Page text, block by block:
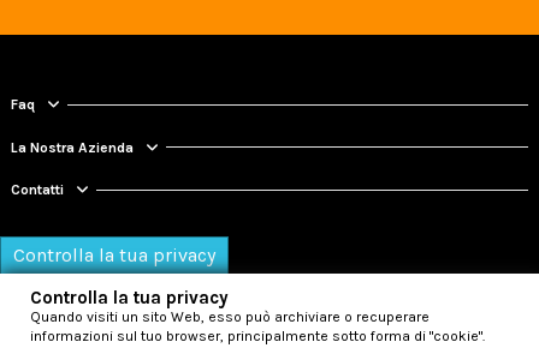
Faq
La Nostra Azienda
Contatti
Controlla la tua privacy
Controlla la tua privacy
Quando visiti un sito Web, esso può archiviare o recuperare
informazioni sul tuo browser, principalmente sotto forma di "cookie".